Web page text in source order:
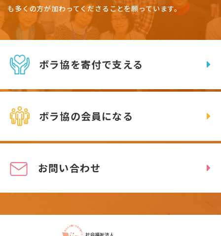
も多くの方が加わってくださることを願っています。
ボラ協を寄付で支える
ボラ協の会員になる
お問い合わせ